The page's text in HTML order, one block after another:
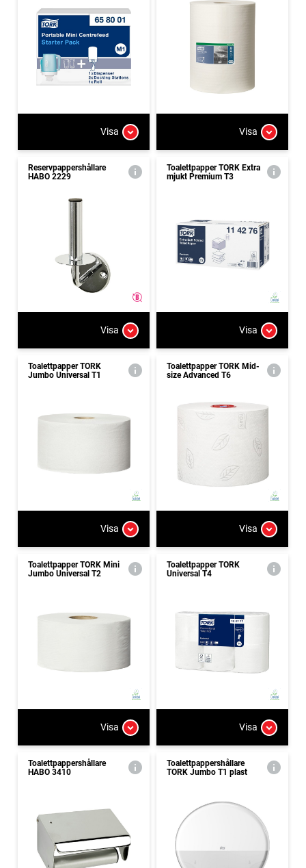
Visa Visa
Reservpappershållare
HABO 2229
Visa
Toalettpapper TORK Extra
mjukt Premium T3
Visa
Toalettpapper TORK
Jumbo Universal T1
Visa
Toalettpapper TORK Mid-
size Advanced T6
Visa
Toalettpapper TORK Mini
Jumbo Universal T2
Visa
Toalettpapper TORK
Universal T4
Visa
Toalettpappershållare
HABO 3410
Toalettpappershållare
TORK Jumbo T1 plast